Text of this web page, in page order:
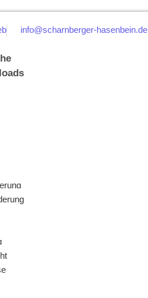
info@scharnberger-hasenbein.de